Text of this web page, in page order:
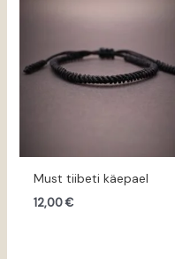
Must tiibeti käepael
12,00€